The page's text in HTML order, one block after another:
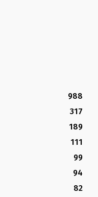
988
317
189
111
99
94
82